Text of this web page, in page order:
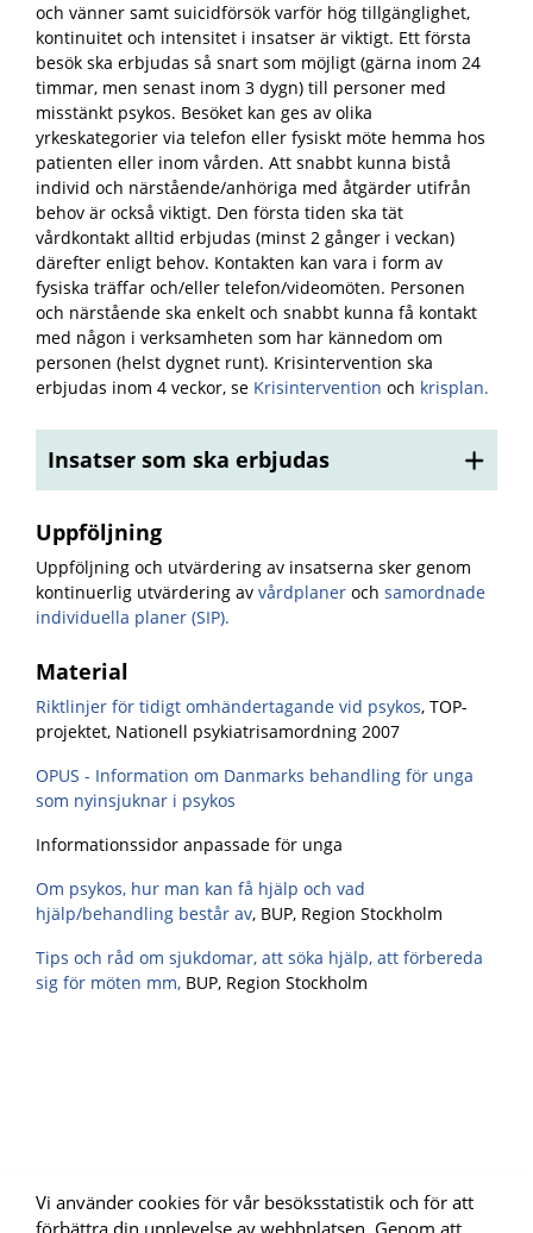
och vänner samt suicidförsök varför hög tillgänglighet,
kontinuitet och intensitet i insatser är viktigt. Ett första
besök ska erbjudas så snart som möjligt (gärna inom 24
timmar, men senast inom 3 dygn) till personer med
misstänkt psykos. Besöket kan ges av olika
yrkeskategorier via telefon eller fysiskt möte hemma hos
patienten eller inom vården. Att snabbt kunna bistå
individ och närstående/anhöriga med åtgärder utifrån
behov är också viktigt. Den första tiden ska tät
vårdkontakt alltid erbjudas (minst 2 gånger i veckan)
därefter enligt behov. Kontakten kan vara i form av
fysiska träffar och/eller telefon/videomöten. Personen
och närstående ska enkelt och snabbt kunna få kontakt
med någon i verksamheten som har kännedom om
personen (helst dygnet runt). Krisintervention ska
erbjudas inom 4 veckor, se Krisintervention och krisplan.
Insatser som ska erbjudas
Uppföljning
Uppföljning och utvärdering av insatserna sker genom
kontinuerlig utvärdering av vårdplaner och samordnade
individuella planer (SIP).
Material
Riktlinjer för tidigt omhändertagande vid psykos, TOP-
projektet, Nationell psykiatrisamordning 2007
OPUS - Information om Danmarks behandling för unga
som nyinsjuknar i psykos
Informationssidor anpassade för unga
Om psykos, hur man kan få hjälp och vad
hjälp/behandling består av, BUP, Region Stockholm
Tips och råd om sjukdomar, att söka hjälp, att förbereda
sig för möten mm, BUP, Region Stockholm
Vi använder cookies för vår besöksstatistik och för att
förbättra din upplevelse av webbplatsen. Genom att